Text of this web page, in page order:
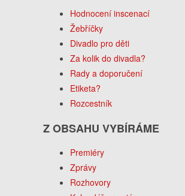
Hodnocení inscenací
Žebříčky
Divadlo pro děti
Za kolik do divadla?
Rady a doporučení
Etiketa?
Rozcestník
Z OBSAHU VYBÍRÁME
Premiéry
Zprávy
Rozhovory